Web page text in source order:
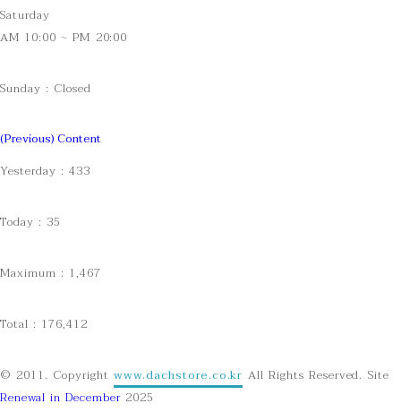
Saturday
AM 10:00 ~ PM 20:00
Sunday : Closed
(Previous) Content
Yesterday : 433
Today : 35
Maximum : 1,467
Total : 176,412
© 2011. Copyright www.dachstore.co.kr All Rights Reserved. Site
Renewal in December2025